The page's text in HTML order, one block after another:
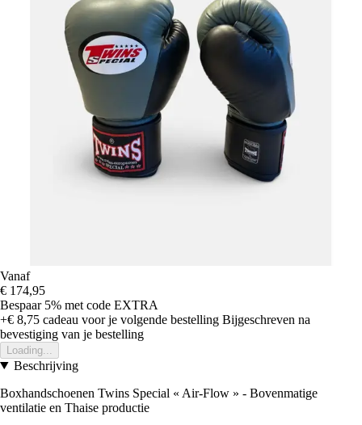
Vanaf
€ 174,95
Bespaar 5% met code EXTRA
+€ 8,75 cadeau voor je volgende bestelling Bijgeschreven na
bevestiging van je bestelling
Loading...
Beschrijving
Boxhandschoenen Twins Special « Air-Flow » - Bovenmatige
ventilatie en Thaise productie